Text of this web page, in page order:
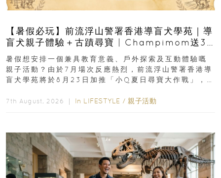
【暑假必玩】前流浮山警署香港導盲犬學苑｜導
盲犬親子體驗＋古蹟尋寶 | Champimom送3
組免費名額
暑假想安排一個兼具教育意義、戶外探索及互動體驗嘅
親子活動？由於7月場次反應熱烈，前流浮山警署香港導
盲犬學苑將於8月23日加推「小Q夏日尋寶大作戰」，家
7th August, 2026 ｜ In LIFESTYLE / 親子活動